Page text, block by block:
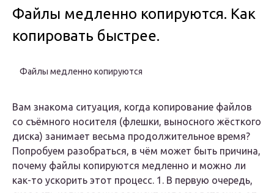
Файлы медленно копируются. Как
копировать быстрее.
Файлы медленно копируются
Вам знакома ситуация, когда копирование файлов
со съёмного носителя (флешки, выносного жёсткого
диска) занимает весьма продолжительное время?
Попробуем разобраться, в чём может быть причина,
почему файлы копируются медленно и можно ли
как-то ускорить этот процесс. 1. В первую очередь,